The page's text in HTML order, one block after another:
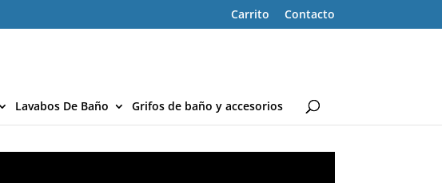
Carrito
Contacto
Lavabos De Baño Grifos de baño y accesorios